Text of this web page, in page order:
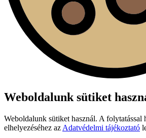
Weboldalunk sütiket
Weboldalunk sütiket használ. A folytatással
elhelyezéséhez az Adatvédelmi tájékoztató